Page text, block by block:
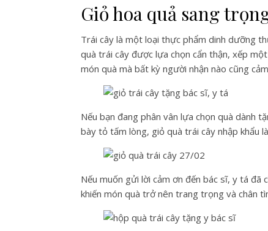
Giỏ hoa quả sang
Trái cây là một loại thực phẩm dinh dưỡng
quà trái cây được lựa chọn cẩn thận, xếp
món quà mà bất kỳ người nhận nào cũng
Nếu bạn đang phân vân lựa chọn quà dành
bày tỏ tấm lòng, giỏ quà trái cây nhập khẩu
Nếu muốn gửi lời cảm ơn đến bác sĩ, y tá đã
khiến món quà trở nên trang trọng và chân